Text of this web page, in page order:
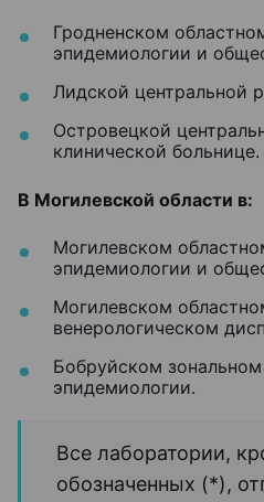
Гродненском
эпидемиологии и
Лидской центральной
Островецкой
клинической больнице.
В Могилевской области в:
Могилевском
эпидемиологии и
Могилевском
венерологическом
Бобруйском
эпидемиологии.
Все лаборатории,
обозначенных (*),